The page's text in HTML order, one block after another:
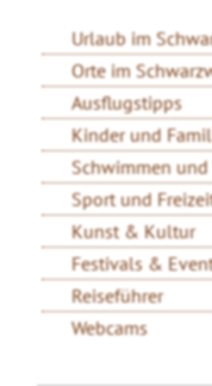
Urlaub im
Orte im
Ausflugstipps
Kinder und
Schwimmen
Sport und
Kunst & Kultur
Festivals &
Reiseführer
Webcams